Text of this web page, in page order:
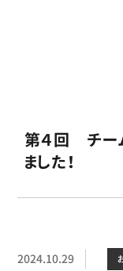
第４回 チー
ました！
2024.10.29